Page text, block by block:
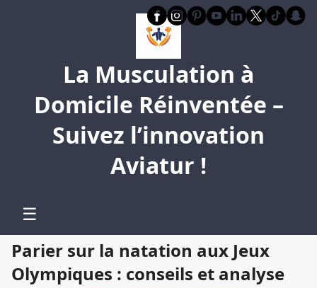
La Musculation à
Domicile Réinventée –
Suivez l’innovation
Aviatur !
☰
Parier sur la natation aux Jeux
Olympiques : conseils et analyse